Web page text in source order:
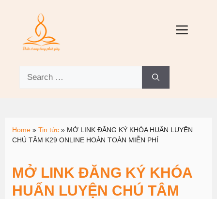
Home » Tin tức » MỞ LINK ĐĂNG KÝ KHÓA HUẤN LUYỆN
CHÚ TÂM K29 ONLINE HOÀN TOÀN MIỄN PHÍ
MỞ LINK ĐĂNG KÝ KHÓA
HUẤN LUYỆN CHÚ TÂM